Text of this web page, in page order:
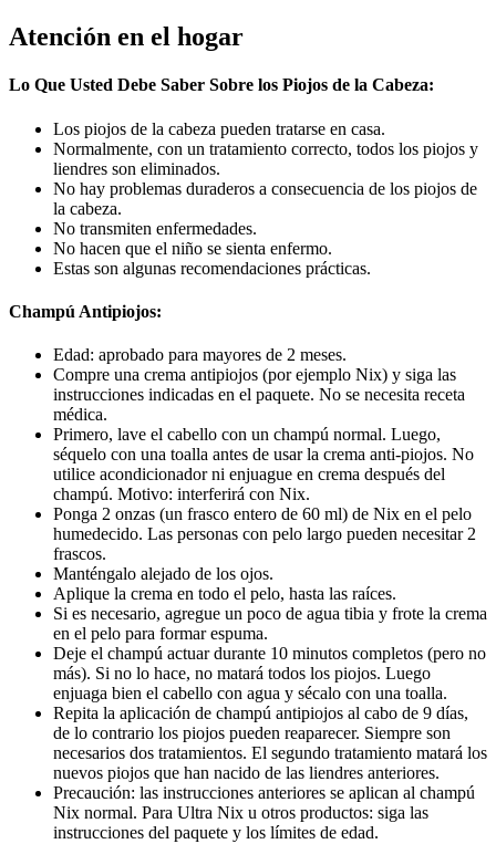
Atención en el hogar
Lo Que Usted Debe Saber Sobre los Piojos de la Cabeza:
Los piojos de la cabeza pueden tratarse en casa.
Normalmente, con un tratamiento correcto, todos los piojos y
liendres son eliminados.
No hay problemas duraderos a consecuencia de los piojos de
la cabeza.
No transmiten enfermedades.
No hacen que el niño se sienta enfermo.
Estas son algunas recomendaciones prácticas.
Champú Antipiojos:
Edad: aprobado para mayores de 2 meses.
Compre una crema antipiojos (por ejemplo Nix) y siga las
instrucciones indicadas en el paquete. No se necesita receta
médica.
Primero, lave el cabello con un champú normal. Luego,
séquelo con una toalla antes de usar la crema anti-piojos. No
utilice acondicionador ni enjuague en crema después del
champú. Motivo: interferirá con Nix.
Ponga 2 onzas (un frasco entero de 60 ml) de Nix en el pelo
humedecido. Las personas con pelo largo pueden necesitar 2
frascos.
Manténgalo alejado de los ojos.
Aplique la crema en todo el pelo, hasta las raíces.
Si es necesario, agregue un poco de agua tibia y frote la crema
en el pelo para formar espuma.
Deje el champú actuar durante 10 minutos completos (pero no
más). Si no lo hace, no matará todos los piojos. Luego
enjuaga bien el cabello con agua y sécalo con una toalla.
Repita la aplicación de champú antipiojos al cabo de 9 días,
de lo contrario los piojos pueden reaparecer. Siempre son
necesarios dos tratamientos. El segundo tratamiento matará los
nuevos piojos que han nacido de las liendres anteriores.
Precaución: las instrucciones anteriores se aplican al champú
Nix normal. Para Ultra Nix u otros productos: siga las
instrucciones del paquete y los límites de edad.